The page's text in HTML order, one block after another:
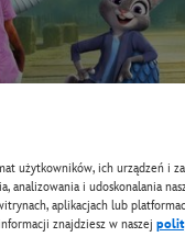
użytkowników, ich urządzeń i
analizowania i udoskonalania
aplikacjach lub
znajdziesz w naszej